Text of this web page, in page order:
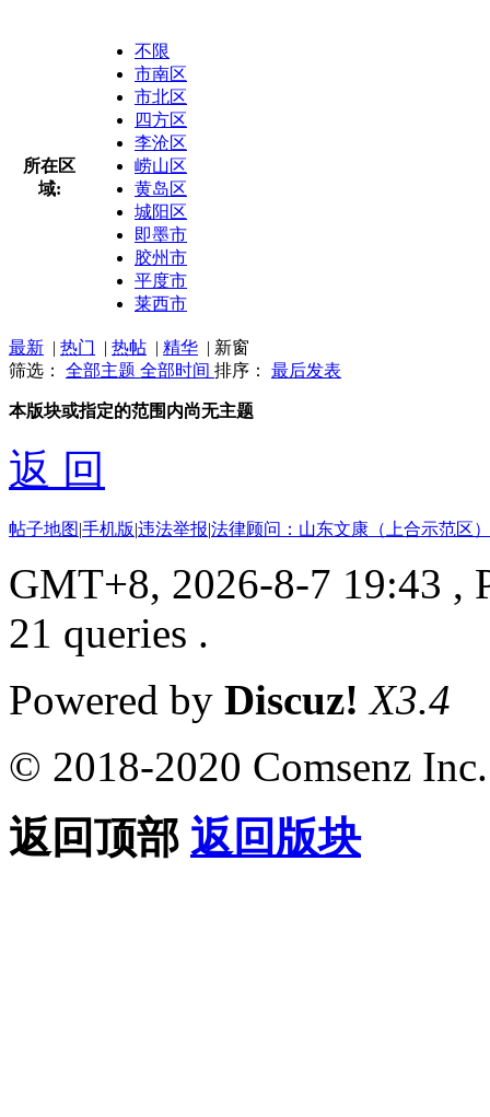
所在区
域:
不限
市南区
市北区
四方区
李沧区
崂山区
黄岛区
城阳区
即墨市
胶州市
平度市
莱西市
最新 | 热门 | 热帖 | 精华 | 新窗
筛选： 全部主题 全部时间 排序： 最后发表
本版块或指定的范围内尚无主题
返 回
帖子地图|手机版|违法举报|法律顾问：山东文康（上合示范区
GMT+8, 2026-8-7 19:43 ,
21 queries .
Powered by Discuz! X3.4
© 2018-2020 Comsenz Inc.
返回顶部 返回版块